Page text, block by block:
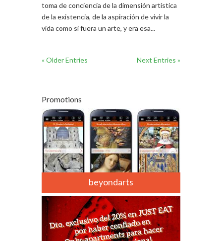
toma de conciencia de la dimensión artística
de la existencia, de la aspiración de vivir la
vida como si fuera un arte, y era esa...
« Older Entries Next Entries »
Promotions
beyondarts